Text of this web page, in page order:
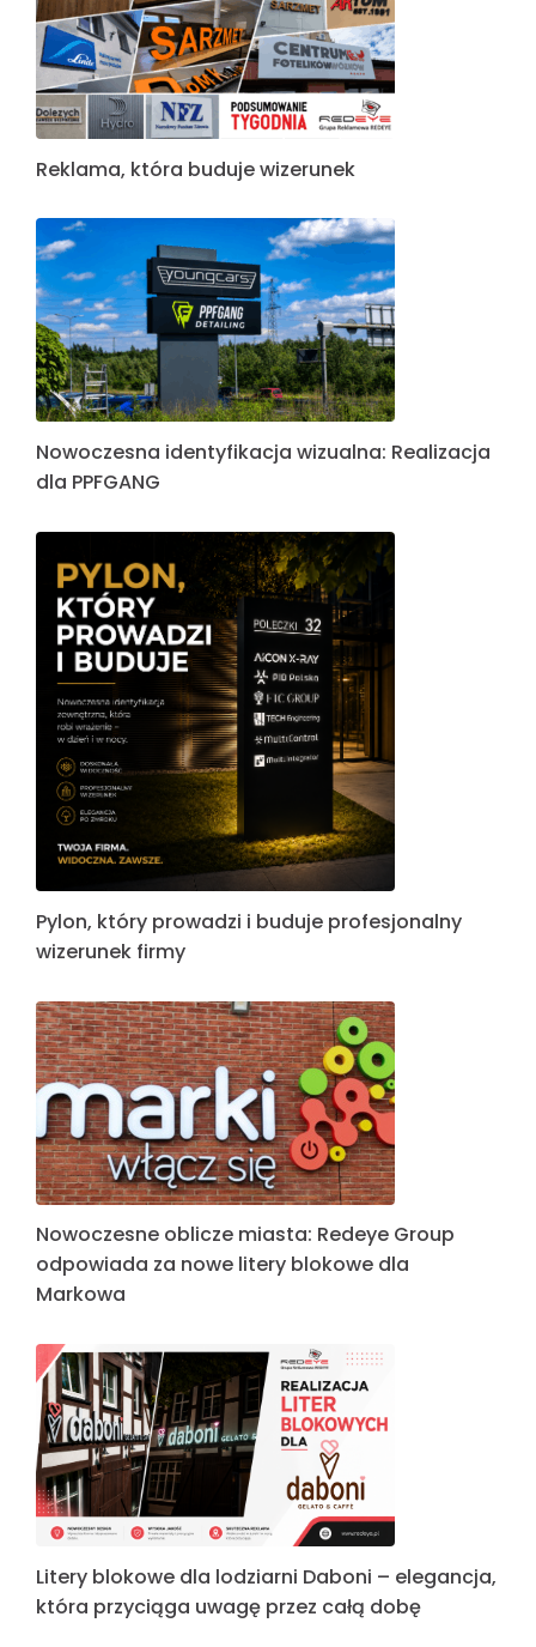
Reklama, która buduje wizerunek
Nowoczesna identyfikacja wizualna: Realizacja
dla PPFGANG
Pylon, który prowadzi i buduje profesjonalny
wizerunek firmy
Nowoczesne oblicze miasta: Redeye Group
odpowiada za nowe litery blokowe dla
Markowa
Litery blokowe dla lodziarni Daboni – elegancja,
która przyciąga uwagę przez całą dobę